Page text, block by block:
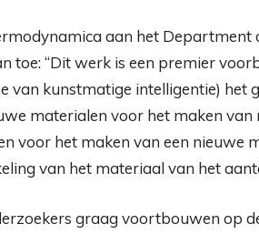
aan het Department
toe: “Dit werk is een premier
van kunstmatige intelligentie) het
materialen voor het maken
voor het maken van een nieuwe
van het materiaal van het
graag voortbouwen op